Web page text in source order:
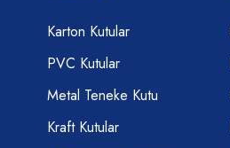
Karton Kutular
PVC Kutular
Metal Teneke Kutu
Kraft Kutular